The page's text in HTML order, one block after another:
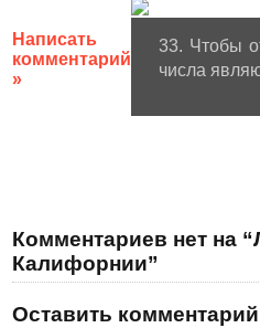
Написать
комментарий
»
33. Чтобы
числа
Комментариев нет на
Калифорнии”
Оставить комментарий